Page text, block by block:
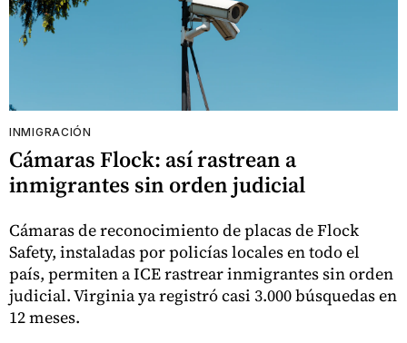
INMIGRACIÓN
Cámaras Flock: así rastrean a
inmigrantes sin orden judicial
Cámaras de reconocimiento de placas de Flock
Safety, instaladas por policías locales en todo el
país, permiten a ICE rastrear inmigrantes sin orden
judicial. Virginia ya registró casi 3.000 búsquedas en
12 meses.